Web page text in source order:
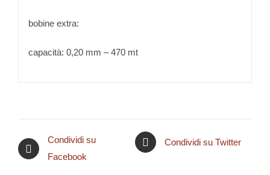
bobine extra:
capacità: 0,20 mm – 470 mt
Condividi su
Facebook
Condividi su Twitter